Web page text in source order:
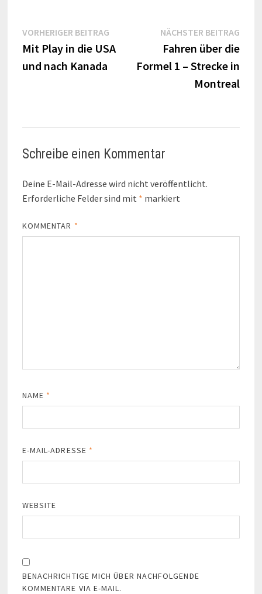
Beitragsnavigation
VORHERIGER BEITRAGVorheriger
Beitrag:
Mit Play in die USA
und nach Kanada
NÄCHSTER BEITRAG
Fahren über die
Formel 1 – Strecke in
Montreal
Schreibe einen Kommentar
Deine E-Mail-Adresse wird nicht veröffentlicht.
Erforderliche Felder sind mit * markiert
KOMMENTAR *
NAME *
E-MAIL-ADRESSE *
WEBSITE
BENACHRICHTIGE MICH ÜBER NACHFOLGENDE
KOMMENTARE VIA E-MAIL.